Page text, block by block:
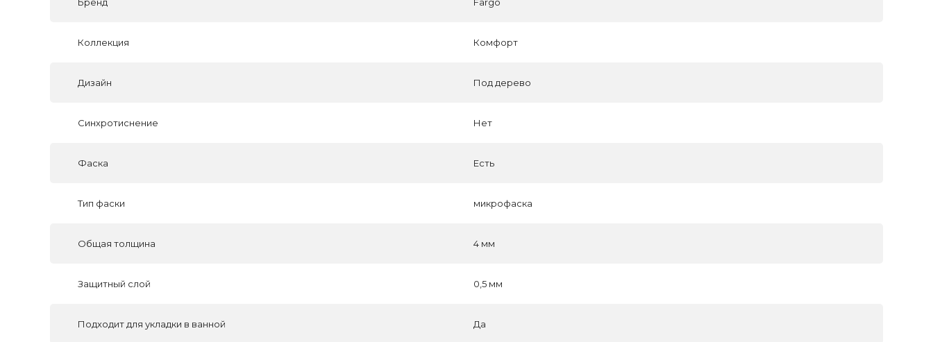
Бренд Fargo
Коллекция Комфорт
Дизайн Под дерево
Синхротиснение Нет
Фаска Есть
Тип фаски микрофаска
Общая толщина 4 мм
Защитный слой 0,5 мм
Подходит для укладки в ванной Да